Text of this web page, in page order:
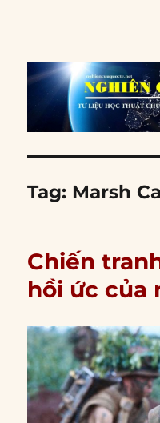
Tag: Marsh
Chiến
hồi ức của